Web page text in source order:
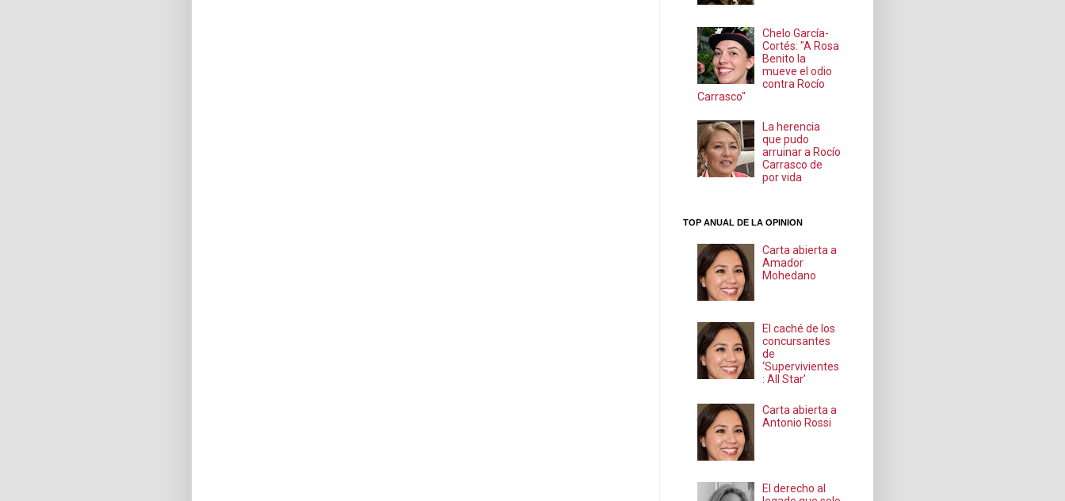
Chelo García-
Cortés: "A Rosa
Benito la
mueve el odio
contra Rocío
Carrasco"
La herencia
que pudo
arruinar a Rocío
Carrasco de
por vida
TOP ANUAL DE LA OPINION
Carta abierta a
Amador
Mohedano
El caché de los
concursantes
de
‘Supervivientes
: All Star’
Carta abierta a
Antonio Rossi
El derecho al